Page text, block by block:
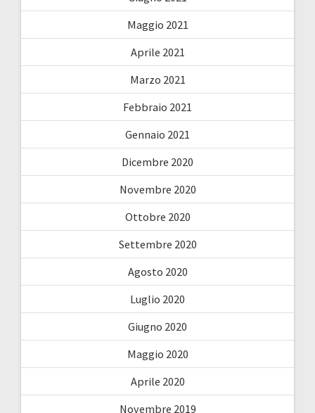
Maggio 2021
Aprile 2021
Marzo 2021
Febbraio 2021
Gennaio 2021
Dicembre 2020
Novembre 2020
Ottobre 2020
Settembre 2020
Agosto 2020
Luglio 2020
Giugno 2020
Maggio 2020
Aprile 2020
Novembre 2019